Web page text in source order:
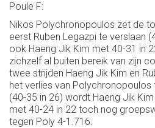
Poule F:
Nikos Polychronopoulos zet de
eerst Ruben Legazpi te verslaan
ook Haeng Jik Kim met 40-31 in
zichzelf al buiten bereik van zijn
twee strijden Haeng Jik Kim en
het verlies van Polychronopoulos
(40-35 in 26) wordt Haeng Jik
met 40-24 in 22 toch nog
tegen Poly 4-1.716.